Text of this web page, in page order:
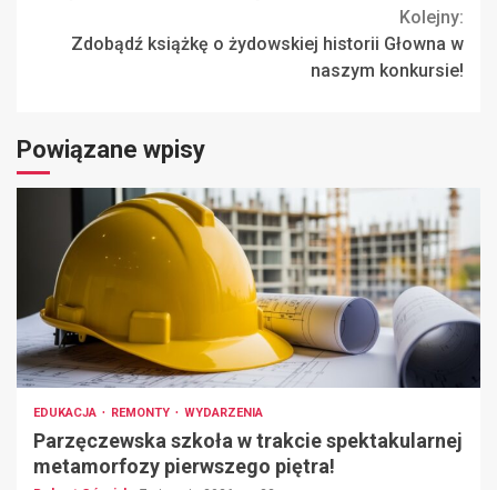
Kolejny:
Zdobądź książkę o żydowskiej historii Głowna w
naszym konkursie!
Powiązane wpisy
EDUKACJA REMONTY WYDARZENIA
Parzęczewska szkoła w trakcie spektakularnej
metamorfozy pierwszego piętra!